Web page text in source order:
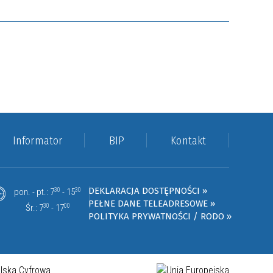
Informator BIP Kontakt
pon. - pt.: 730 - 1530
Śr.: 730 - 1700
DEKLARACJA DOSTĘPNOŚCI »
PEŁNE DANE TELEADRESOWE »
POLITYKA PRYWATNOŚCI / RODO »